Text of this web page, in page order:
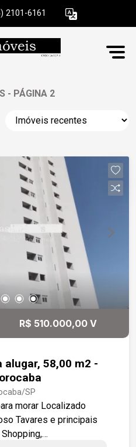
2101-6161
- PÁGINA 2
R$ 510.000,00 V
alugar, 58,00 m2 -
SP
morar Localizado
Tavares e principais